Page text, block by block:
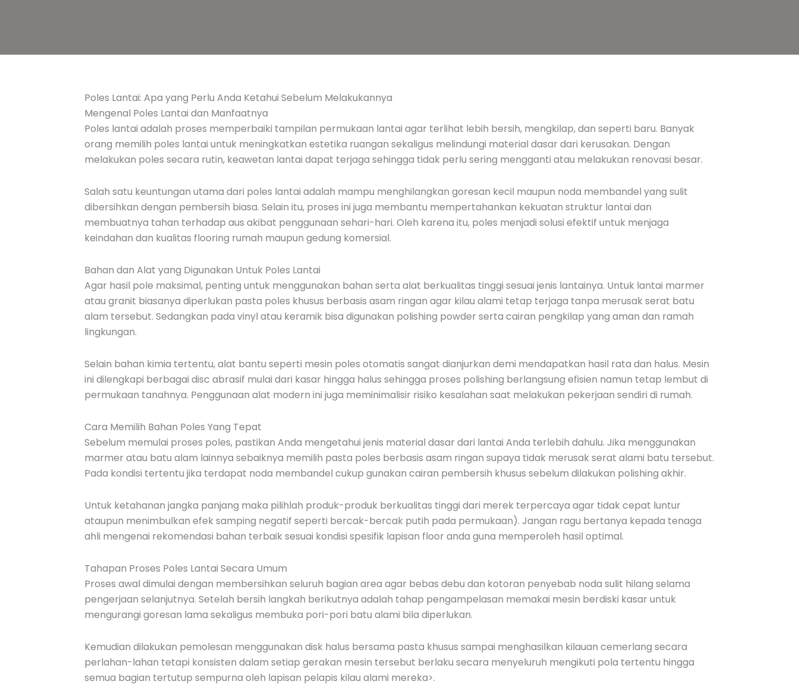
Poles Lantai: Apa yang Perlu Anda Ketahui Sebelum Melakukannya
Mengenal Poles Lantai dan Manfaatnya
Poles lantai adalah proses memperbaiki tampilan permukaan lantai agar terlihat lebih bersih, mengkilap, dan seperti baru. Banyak
orang memilih poles lantai untuk meningkatkan estetika ruangan sekaligus melindungi material dasar dari kerusakan. Dengan
melakukan poles secara rutin, keawetan lantai dapat terjaga sehingga tidak perlu sering mengganti atau melakukan renovasi besar.
Salah satu keuntungan utama dari poles lantai adalah mampu menghilangkan goresan kecil maupun noda membandel yang sulit
dibersihkan dengan pembersih biasa. Selain itu, proses ini juga membantu mempertahankan kekuatan struktur lantai dan
membuatnya tahan terhadap aus akibat penggunaan sehari-hari. Oleh karena itu, poles menjadi solusi efektif untuk menjaga
keindahan dan kualitas flooring rumah maupun gedung komersial.
Bahan dan Alat yang Digunakan Untuk Poles Lantai
Agar hasil pole maksimal, penting untuk menggunakan bahan serta alat berkualitas tinggi sesuai jenis lantainya. Untuk lantai marmer
atau granit biasanya diperlukan pasta poles khusus berbasis asam ringan agar kilau alami tetap terjaga tanpa merusak serat batu
alam tersebut. Sedangkan pada vinyl atau keramik bisa digunakan polishing powder serta cairan pengkilap yang aman dan ramah
lingkungan.
Selain bahan kimia tertentu, alat bantu seperti mesin poles otomatis sangat dianjurkan demi mendapatkan hasil rata dan halus. Mesin
ini dilengkapi berbagai disc abrasif mulai dari kasar hingga halus sehingga proses polishing berlangsung efisien namun tetap lembut di
permukaan tanahnya. Penggunaan alat modern ini juga meminimalisir risiko kesalahan saat melakukan pekerjaan sendiri di rumah.
Cara Memilih Bahan Poles Yang Tepat
Sebelum memulai proses poles, pastikan Anda mengetahui jenis material dasar dari lantai Anda terlebih dahulu. Jika menggunakan
marmer atau batu alam lainnya sebaiknya memilih pasta poles berbasis asam ringan supaya tidak merusak serat alami batu tersebut.
Pada kondisi tertentu jika terdapat noda membandel cukup gunakan cairan pembersih khusus sebelum dilakukan polishing akhir.
Untuk ketahanan jangka panjang maka pilihlah produk-produk berkualitas tinggi dari merek terpercaya agar tidak cepat luntur
ataupun menimbulkan efek samping negatif seperti bercak-bercak putih pada permukaan). Jangan ragu bertanya kepada tenaga
ahli mengenai rekomendasi bahan terbaik sesuai kondisi spesifik lapisan floor anda guna memperoleh hasil optimal.
Tahapan Proses Poles Lantai Secara Umum
Proses awal dimulai dengan membersihkan seluruh bagian area agar bebas debu dan kotoran penyebab noda sulit hilang selama
pengerjaan selanjutnya. Setelah bersih langkah berikutnya adalah tahap pengampelasan memakai mesin berdiski kasar untuk
mengurangi goresan lama sekaligus membuka pori-pori batu alami bila diperlukan.
Kemudian dilakukan pemolesan menggunakan disk halus bersama pasta khusus sampai menghasilkan kilauan cemerlang secara
perlahan-lahan tetapi konsisten dalam setiap gerakan mesin tersebut berlaku secara menyeluruh mengikuti pola tertentu hingga
semua bagian tertutup sempurna oleh lapisan pelapis kilau alami mereka>.